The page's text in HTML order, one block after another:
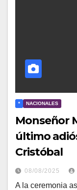
* NACIONALES
Monseñor
último
Cristóbal
08/08/2025
A la ceremonia